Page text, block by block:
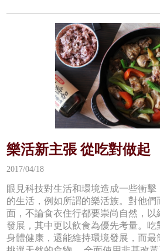
樂活新主張 從吃對做起
2017/04/18
眼見科技對生活和環境造成一些衝
的生活，例如所謂的樂活族。對他
面，不論食衣住行都要崇尚自然，以
發展，其中更以飲食為優先考量。吃
身體健康，還能維持環境發展，而